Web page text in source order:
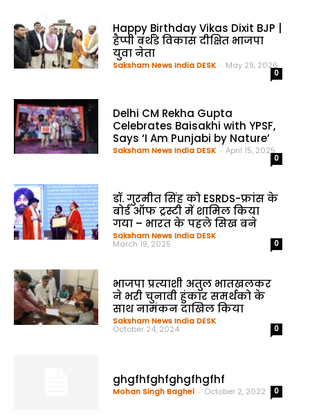
Happy Birthday Vikas Dixit BJP |
हैप्पी बर्थडे विकास दीक्षित भाजपा
युवा नेता
Saksham News India DESK - May 29, 2026
0
Delhi CM Rekha Gupta
Celebrates Baisakhi with YPSF,
Says ‘I Am Punjabi by Nature’
Saksham News India DESK - April 15, 2025
0
डॉ. गुरमीत सिंह को ESRDS-फ्रांस के
बोर्ड ऑफ ट्रस्टी में शामिल किया
गया – भारत के पहले सिख बने
Saksham News India DESK -
March 19, 2025 0
भाजपा प्रत्याशी अतुल भातखलकर
ने भरी चुनावी हुंकार समर्थको के
साथ नामंकन दाखिल किया
Saksham News India DESK -
October 24, 2024 0
ghgfhfghfghgfhgfhf
Mohan Singh Baghel - October 2, 2022 0